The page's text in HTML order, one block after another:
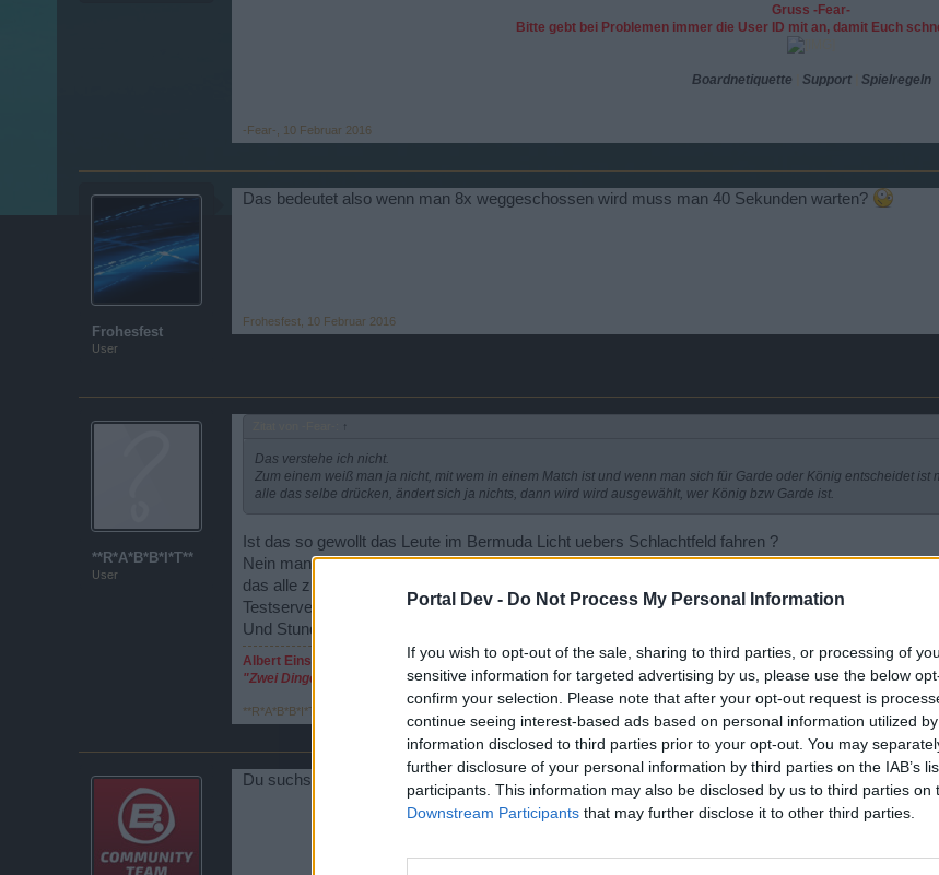
Portal Dev - Do Not Process My Personal Information
If you wish to opt-out of the sale, sharing to third parties, or processing of
sensitive information for targeted advertising by us, please use the below
confirm your selection. Please note that after your opt-out request is
continue seeing interest-based ads based on personal information utilized
information disclosed to third parties prior to your opt-out. You may
further disclosure of your personal information by third parties on the IAB’s
participants. This information may also be disclosed by us to third parties on
Downstream Participants that may further disclose it to other third parties.
Gruss -Fear-
Bitte gebt bei Problemen immer die User ID mit an, damit Euch
Boardnetiquette Support| Spielregeln
-Fear- 10 Februar 2016
Frohesfest
User
Das bedeutet also wenn man 8x weggeschossen wird muss man 40 Sekunden warten?
Frohesfest 10 Februar 2016
**R*A*B*B*I*T**
User
↑
Das verstehe ich nicht.
Zum einem weiß man ja nicht, mit wem in einem Match ist und wenn man sich für Garde oder König entscheidet ist
alle das selbe drücken, ändert sich ja nichts, dann wird wird ausgewählt, wer König bzw Garde ist.
Ist das so gewollt das Leute im Bermuda Licht uebers Schlachtfeld fahren ?
Nein man weiss wahrscheinlich nicht mit wem man zusammen ist,aber wenn eine Gilde mit 20
das alle zusammen kommen.Oder ist das falsch ?
Testserver kann ich leider nicht testen entweder warteschlange oder man fliegt kurz voher raus.
Und Stunden auf dem Testserver verbringen ist meine Zeit zu schade
Albert Einstein
"Zwei Dinge sind unendlich, das Universum und die menschliche Dummheit, aber bei dem Universum bin ich mir
**R*A*B*B*I*T**
Du suchst Dir ja nicht aus, in welchem Team Du spielst, sondern die Aufgabe in dem Team.